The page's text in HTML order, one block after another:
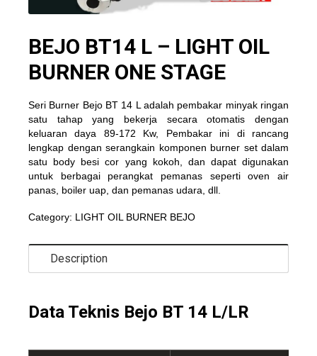
BEJO BT14 L – LIGHT OIL
BURNER ONE STAGE
Seri Burner Bejo BT 14 L adalah pembakar minyak ringan
satu tahap yang bekerja secara otomatis dengan
keluaran daya 89-172 Kw, Pembakar ini di rancang
lengkap dengan serangkain komponen burner set dalam
satu body besi cor yang kokoh, dan dapat digunakan
untuk berbagai perangkat pemanas seperti oven air
panas, boiler uap, dan pemanas udara, dll.
Category: LIGHT OIL BURNER BEJO
Description
Data Teknis Bejo BT 14 L/LR